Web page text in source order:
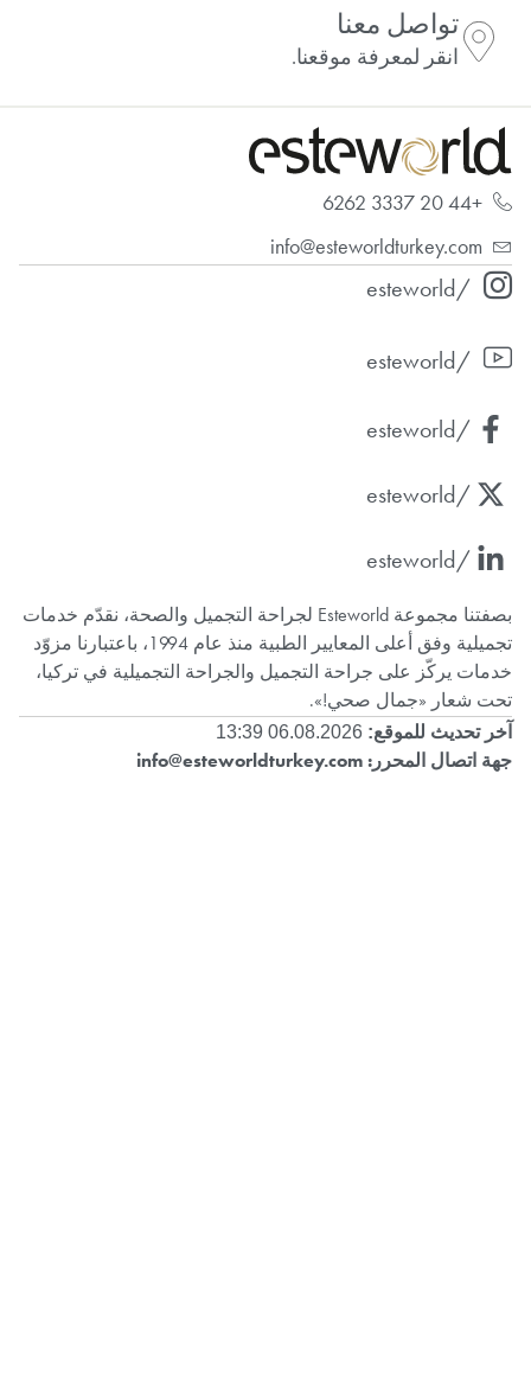
تواصل معنا
انقر لمعرفة موقعنا.
+44 20 3337 6262
info@esteworldturkey.com
/esteworld
/esteworld
/esteworld
/esteworld
/esteworld
بصفتنا مجموعة Esteworld لجراحة التجميل والصحة، نقدّم خدمات
تجميلية وفق أعلى المعايير الطبية منذ عام 1994، باعتبارنا مزوّد
خدمات يركّز على جراحة التجميل والجراحة التجميلية في تركيا،
تحت شعار «جمال صحي!».
آخر تحديث للموقع:
جهة اتصال المحرر: info@esteworldturkey.com